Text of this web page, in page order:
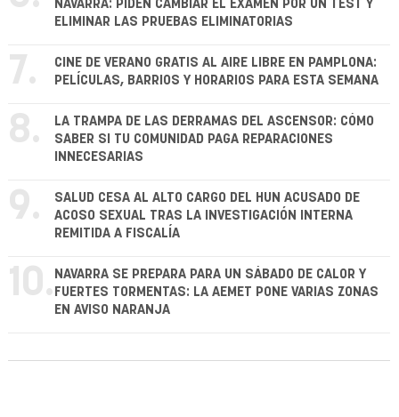
NAVARRA: PIDEN CAMBIAR EL EXAMEN POR UN TEST Y
ELIMINAR LAS PRUEBAS ELIMINATORIAS
7.
CINE DE VERANO GRATIS AL AIRE LIBRE EN PAMPLONA:
PELÍCULAS, BARRIOS Y HORARIOS PARA ESTA SEMANA
8.
LA TRAMPA DE LAS DERRAMAS DEL ASCENSOR: CÓMO
SABER SI TU COMUNIDAD PAGA REPARACIONES
INNECESARIAS
9.
SALUD CESA AL ALTO CARGO DEL HUN ACUSADO DE
ACOSO SEXUAL TRAS LA INVESTIGACIÓN INTERNA
REMITIDA A FISCALÍA
10. NAVARRA SE PREPARA PARA UN SÁBADO DE CALOR Y
FUERTES TORMENTAS: LA AEMET PONE VARIAS ZONAS
EN AVISO NARANJA